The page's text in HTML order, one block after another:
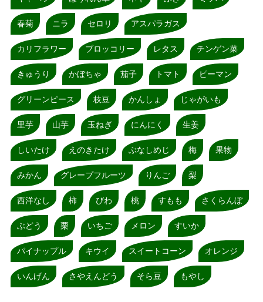
春菊 ニラ セロリ アスパラガス
カリフラワー ブロッコリー レタス チンゲン菜
きゅうり かぼちゃ 茄子 トマト ピーマン
グリーンピース 枝豆 かんしょ じゃがいも
里芋 山芋 玉ねぎ にんにく 生姜
しいたけ えのきたけ ぶなしめじ 梅 果物
みかん グレープフルーツ りんご 梨
西洋なし 柿 びわ 桃 すもも さくらんぼ
ぶどう 栗 いちご メロン すいか
パイナップル キウイ スイートコーン オレンジ
いんげん さやえんどう そら豆 もやし